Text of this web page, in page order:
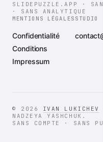
SLIDEPUZZLE.APP ·
· SANS ANALYTIQUE
MENTIONS LÉGALES
Confidentialité
Conditions
Impressum
STUDIO
© 2026 IVAN LUKICHEV
NADZEYA YASHCHUK.
SANS COMPTE · SANS